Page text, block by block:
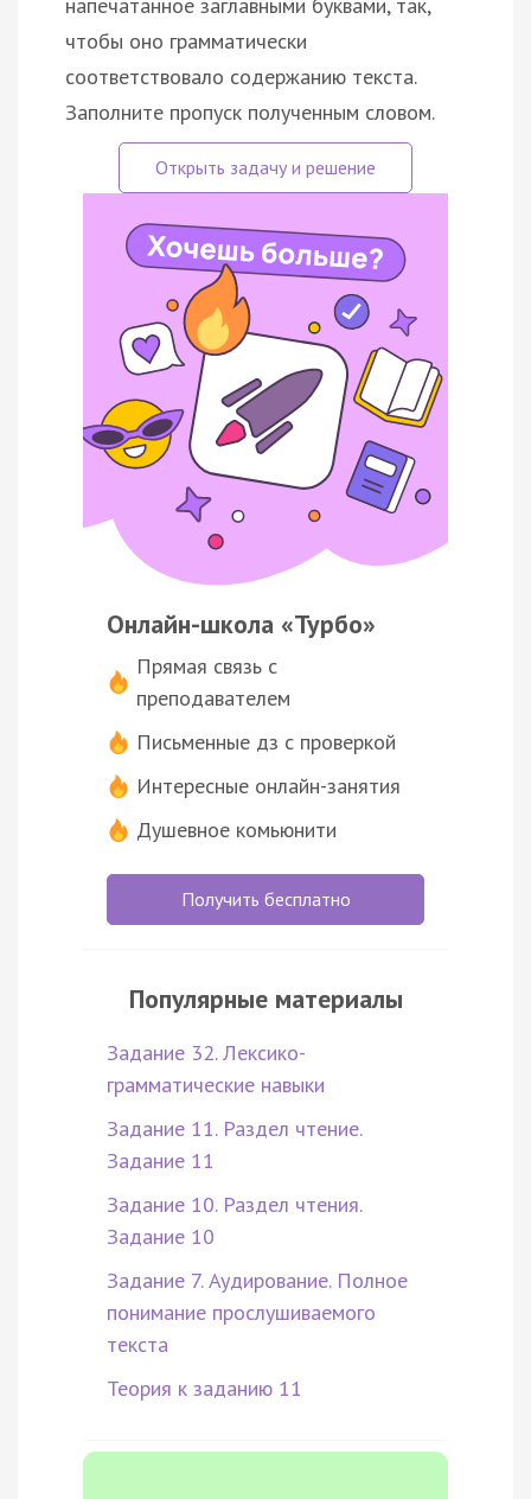
чтобы оно грамматически
соответствовало содержанию текста.
Заполните пропуск полученным словом.
Онлайн-школа «Турбо»
Прямая связь с
преподавателем
Письменные дз с проверкой
Интересные онлайн-занятия
Душевное комьюнити
Получить бесплатно
Популярные материалы
Задание 32. Лексико-
грамматические навыки
Задание 11. Раздел чтение.
Задание 11
Задание 10. Раздел чтения.
Задание 10
Задание 7. Аудирование. Полное
понимание прослушиваемого
текста
Теория к заданию 11